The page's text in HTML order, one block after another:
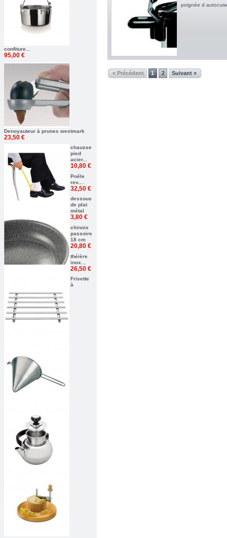
confiture...
95,00 €
Denoyauteur à prunes westmark
23,50 €
chausse
pied
acier...
10,80 €
Poêle
rev....
32,50 €
dessous
de plat
métal
3,80 €
chinois
passoire
18 cm
20,80 €
théière
inox...
26,50 €
Frisette
à
poignée d
« Précédent 1 2 Suivant »